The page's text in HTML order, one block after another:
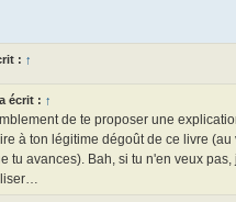
: ↑
a écrit : ↑
de te proposer une
à ton légitime dégoût de ce livre (au
tu avances). Bah, si tu n'en veux pas,